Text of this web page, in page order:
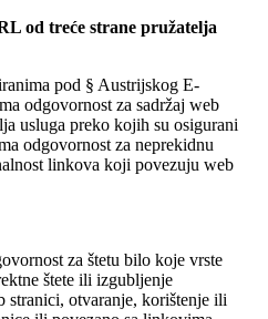
od treće strane pružatelja
pod § Austrijskog E-
odgovornost za sadržaj web
usluga preko kojih su osigurani
odgovornost za neprekidnu
linkova koji povezuju web
za štetu bilo koje vrste
štete ili izgubljenje
stranici, otvaranje, korištenje ili